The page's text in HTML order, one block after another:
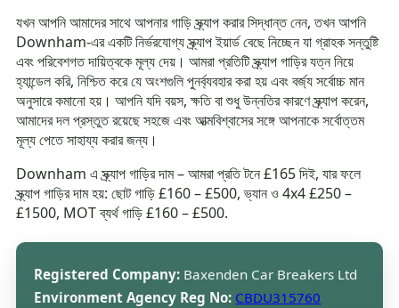
যখন আপনি আমাদের সাথে আপনার গাড়ি স্ক্র্যাপ করার সিদ্ধান্ত নেন, তখন আপনি
Downham-এর একটি নির্ভরযোগ্য স্ক্র্যাপ ইয়ার্ড বেছে নিচ্ছেন যা গ্রাহক সন্তুষ্টি
এবং পরিবেশগত দায়িত্বকে মূল্য দেয়। আমরা প্রতিটি স্ক্র্যাপ গাড়ির যত্ন নিয়ে
হ্যান্ডেল করি, নিশ্চিত করে যে অংশগুলি পুনর্ব্যবহার করা হয় এবং বর্জ্য সর্বোচ্চ মান
অনুসারে কমানো হয়। আপনি যদি বয়স, ক্ষতি বা শুধু উন্নতির কারণে স্ক্র্যাপ করেন,
আমাদের দল প্রস্তুত রয়েছে সহজে এবং আত্মবিশ্বাসের সঙ্গে আপনাকে সর্বোত্তম
মূল্য পেতে সাহায্য করার জন্য।
Downham এ স্ক্র্যাপ গাড়ির দাম – আমরা প্রতি টনে £165 দিই, যার ফলে
স্ক্র্যাপ গাড়ির দাম হয়: ছোট গাড়ি £160 – £500, ভ্যান ও 4x4 £250 –
£1500, MOT ব্যর্থ গাড়ি £160 – £500.
Registered Company: Baxenden Car Breakers Ltd
Environment Agency Reg No: CBDU315760